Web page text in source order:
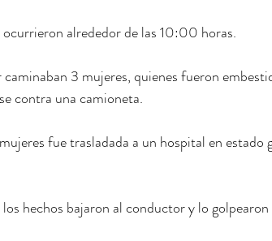
ocurrieron alrededor de las 10:00 horas.
caminaban 3 mujeres, quienes fueron
contra una camioneta.
fue trasladada a un hospital en
hechos bajaron al conductor y lo